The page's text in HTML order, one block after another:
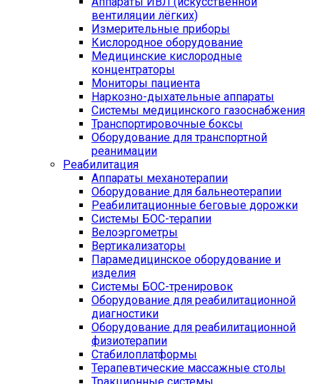
вентиляции лёгких)
Измерительные приборы
Кислородное оборудование
Медицинские кислородные
концентраторы
Мониторы пациента
Наркозно-дыхательные аппараты
Системы медицинского газоснабжения
Транспортировочные боксы
Оборудование для транспортной
реанимации
Реабилитация
Аппараты механотерапии
Оборудование для бальнеотерапии
Реабилитационные беговые дорожки
Системы БОС-терапии
Велоэргометры
Вертикализаторы
Парамедицинское оборудование и
изделия
Системы БОС-тренировок
Оборудование для реабилитационной
диагностики
Оборудование для реабилитационной
физиотерапии
Стабилоплатформы
Терапевтические массажные столы